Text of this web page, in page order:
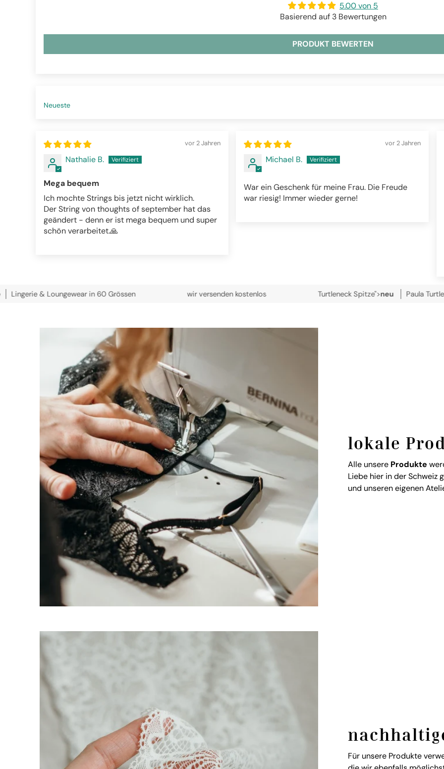
5.00 von 5
Basierend auf 3 Bewertungen
PRODUKT BEWERTEN
Sort by
vor 2 Jahren
Nathalie B.
Mega bequem
Ich mochte Strings bis jetzt nicht wirklich.
Der String von thoughts of september hat das
geändert - denn er ist mega bequem und super
schön verarbeitet.🙏
vor 2 Jahren
Michael B.
War ein Geschenk für meine Frau. Die Freude
war riesig! Immer wieder gerne!
Loungewear in 60 Grössen wir versenden kostenlos Turtleneck Spitze">neu Paula Turtleneck aus
lokale
Alle unsere Produkte
Liebe hier in der Schweiz
und unseren eigenen
Für unsere Produkte